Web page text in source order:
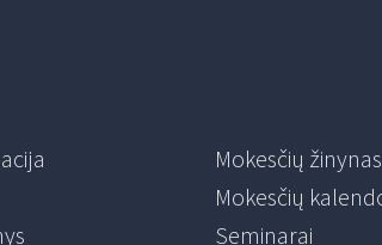
Mokesčių žinynas
Mokesčių
Seminarai